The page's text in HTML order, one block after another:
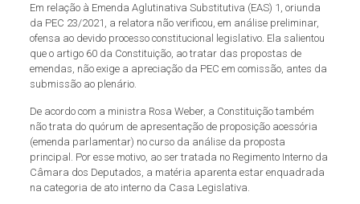
Em relação à Emenda Aglutinativa Substitutiva (EAS) 1, oriunda
da PEC 23/2021, a relatora não verificou, em análise preliminar,
ofensa ao devido processo constitucional legislativo. Ela salientou
que o artigo 60 da Constituição, ao tratar das propostas de
emendas, não exige a apreciação da PEC em comissão, antes da
submissão ao plenário.
De acordo com a ministra Rosa Weber, a Constituição também
não trata do quórum de apresentação de proposição acessória
(emenda parlamentar) no curso da análise da proposta
principal. Por esse motivo, ao ser tratada no Regimento Interno da
Câmara dos Deputados, a matéria aparenta estar enquadrada
na categoria de ato interno da Casa Legislativa.